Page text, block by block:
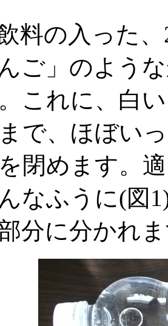
料の入った
んご」のよう
これに、白
で、ほぼい
閉めます。
なふうに(図
分に分かれ